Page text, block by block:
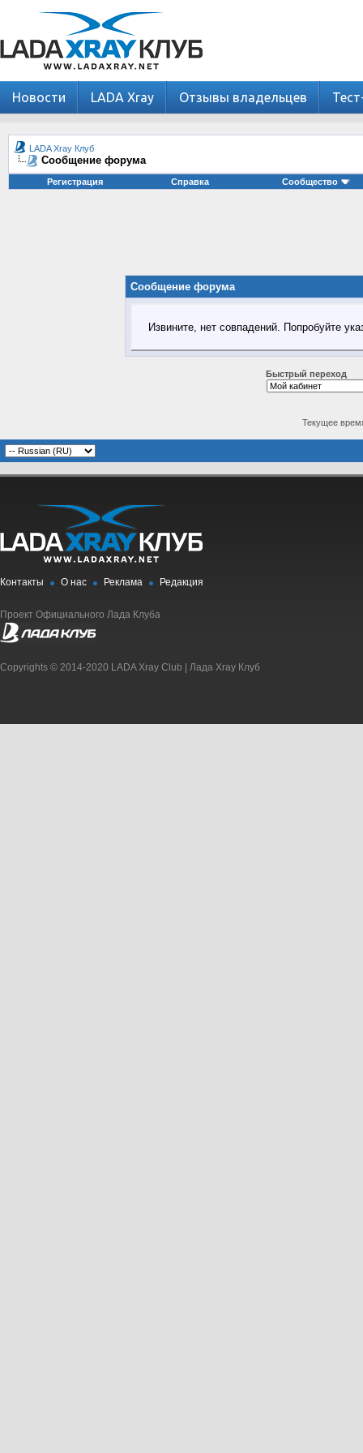
Новости LADA Xray Отзывы владельцев
LADA Xray Клуб
Сообщение форума
Регистрация Справка Сообщество
Сообщение форума
Извините, нет совпадений. Попробуйте
Быстрый переход
Текущее
Контакты О нас Реклама Редакция
Проект Официального Лада Клуба
Copyrights © 2014-2020 LADA Xray Club | Лада Xray Клуб